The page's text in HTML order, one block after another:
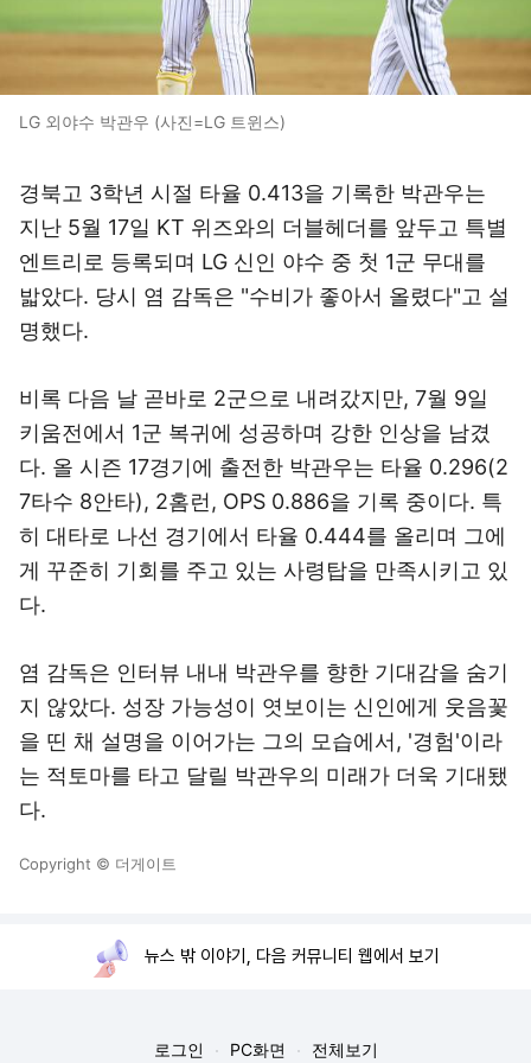
LG 외야수 박관우 (사진=LG 트윈스)
경북고 3학년 시절 타율 0.413을 기록한 박관우는
지난 5월 17일 KT 위즈와의 더블헤더를 앞두고 특별
엔트리로 등록되며 LG 신인 야수 중 첫 1군 무대를
밟았다. 당시 염 감독은 "수비가 좋아서 올렸다"고 설
명했다.
비록 다음 날 곧바로 2군으로 내려갔지만, 7월 9일
키움전에서 1군 복귀에 성공하며 강한 인상을 남겼
다. 올 시즌 17경기에 출전한 박관우는 타율 0.296(2
7타수 8안타), 2홈런, OPS 0.886을 기록 중이다. 특
히 대타로 나선 경기에서 타율 0.444를 올리며 그에
게 꾸준히 기회를 주고 있는 사령탑을 만족시키고 있
다.
염 감독은 인터뷰 내내 박관우를 향한 기대감을 숨기
지 않았다. 성장 가능성이 엿보이는 신인에게 웃음꽃
을 띤 채 설명을 이어가는 그의 모습에서, '경험'이라
는 적토마를 타고 달릴 박관우의 미래가 더욱 기대됐
다.
Copyright © 더게이트
뉴스 밖 이야기, 다음 커뮤니티 웹에서 보기
로그인 PC화면 전체보기